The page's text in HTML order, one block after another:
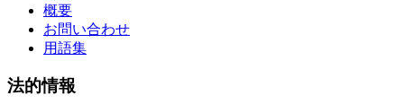
概要
お問い合わせ
用語集
法的情報